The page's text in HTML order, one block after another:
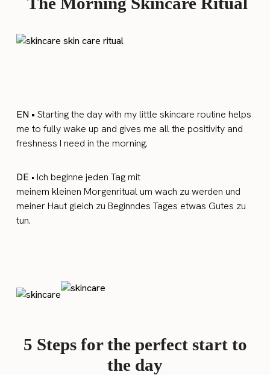
EN • Starting the day with my little skincare routine helps
me to fully wake up and gives me all the positivity and
freshness I need in the morning.
DE • Ich beginne jeden Tag mit
meinem kleinen Morgenritual um wach zu werden und
meiner Haut gleich zu Beginndes Tages etwas Gutes zu
tun.
5 Steps for the perfect start to
the day